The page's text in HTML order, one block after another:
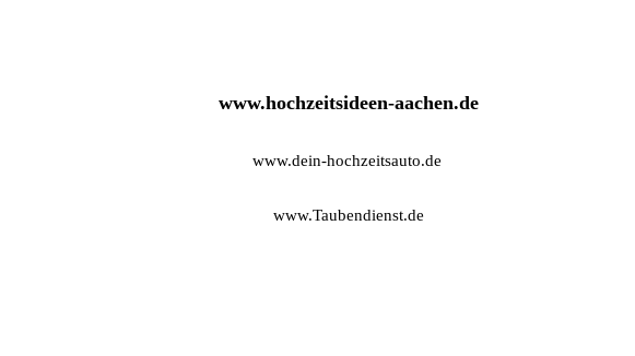
www.hochzeitsideen-aachen.de
www.dein-hochzeitsauto.de
www.Taubendienst.de